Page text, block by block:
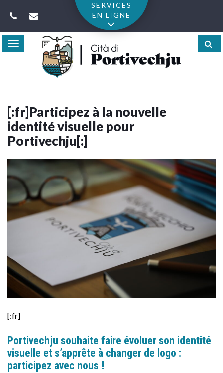
SERVICES
EN LIGNE
Toggle
navigation
[:fr]Participez à la nouvelle
identité visuelle pour
Portivechju[:]
[:fr]
Portivechju souhaite faire évoluer son identité
visuelle et s’apprête à changer de logo :
participez avec nous !